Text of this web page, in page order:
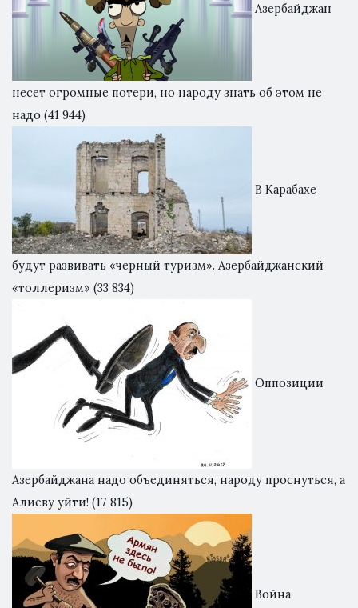
Азербайджан
несет огромные потери, но народу знать об этом не
надо (41 944)
В Карабахе
будут развивать «черный туризм». Азербайджанский
«толлеризм» (33 834)
Оппозиции
Азербайджана надо объединяться, народу проснуться, а
Алиеву уйти! (17 815)
Война